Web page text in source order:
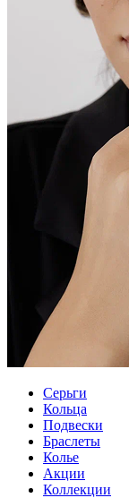
Серьги
Кольца
Подвески
Браслеты
Колье
Акции
Коллекции